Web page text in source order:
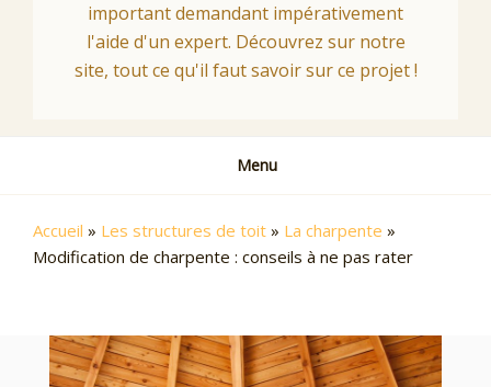
important demandant impérativement
l'aide d'un expert. Découvrez sur notre
site, tout ce qu'il faut savoir sur ce projet !
Menu
Accueil » Les structures de toit » La charpente »
Modification de charpente : conseils à ne pas rater